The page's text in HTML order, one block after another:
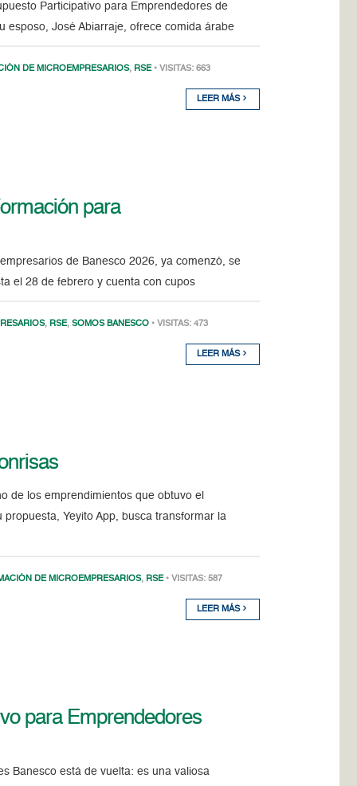
Participativo para Emprendedores de
esposo, José Abiarraje, ofrece comida árabe
DE MICROEMPRESARIOS, RSE • VISITAS: 663
LEER MÁS
para
de Banesco 2026, ya comenzó, se
el 28 de febrero y cuenta con cupos
, RSE,SOMOS BANESCO • VISITAS: 473
LEER MÁS
de los emprendimientos que obtuvo el
Yeyito App, busca transformar la
DE MICROEMPRESARIOS, RSE • VISITAS: 587
LEER MÁS
para Emprendedores
Banesco está de vuelta: es una valiosa